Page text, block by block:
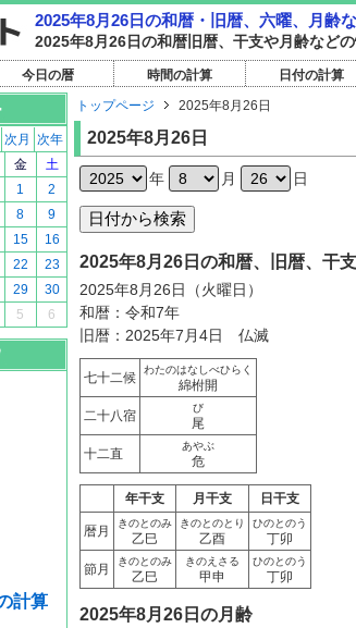
2025年8月26日の和暦・旧暦、六曜、月齢
2025年8月26日の和暦旧暦、干支や月齢などの
今日の暦 時間の計算 日付の計算
次月
次年
金
土
1
2
8
9
15
16
22
23
29
30
5 6
計算
トップページ 2025年8月26日
2025年8月26日
年 月 日
2025年8月26日の和暦、旧暦、干
2025年8月26日（火曜日）
和暦：令和7年
旧暦：2025年7月4日 仏滅
七十二候
わたのはなしべひらく
綿柎開
二十八宿
び
尾
十二直
あやぶ
危
年干支 月干支 日干支
暦月
きのとのみ
乙巳
きのとのとり
乙酉
ひのとのう
丁卯
節月
きのとのみ
乙巳
きのえさる
甲申
ひのとのう
丁卯
2025年8月26日の月齢